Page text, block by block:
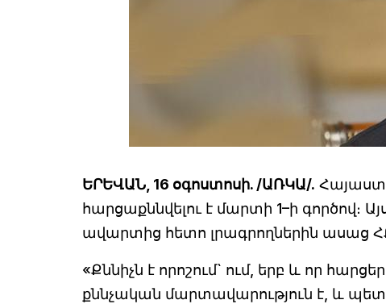
ԵՐԵՎԱՆ, 16 օգոստոսի. /ԱՌԿԱ/.
հարցաքննվելու է մարտի 1–ի գործով։
ավարտից հետո լրագրողներին ասաց
«Քննիչն է որոշում` ում, երբ և որ
քննչական մարտավարություն է, և պետք